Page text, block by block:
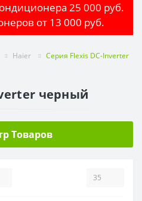
25 000 руб.
от 13 000 руб.
Haier
Серия Flexis DC-Inverter
черный
Товаров